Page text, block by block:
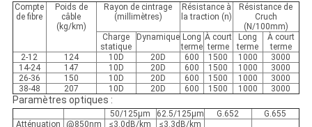
Compte
de fibre
Poids de
câble
(kg/km)
Rayon de cintrage
(millimètres)
Résistance à
la traction (n)
Résistance de
Cruch
(N/100mm)
Charge
statique
Dynamique Long
terme
À court
terme
Long
terme
À court
terme
2-12
124 10D 20D 600 1500 1000
3000
14-24
147 10D 20D 600 1500 1000
3000
26-36
150 10D 20D 600 1500 1000
3000
38-48
207 10D 20D 600 1500 1000 3000
Paramètres optiques :
50/125µm 62.5/125µm G.652
G.655
Atténuation
@850nm ≤3.0dB/km ≤3.3dB/km